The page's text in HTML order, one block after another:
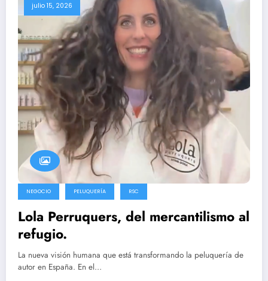
julio 15, 2026
NEGOCIO PELUQUERÍA RSC
Lola Perruquers, del mercantilismo al
refugio.
La nueva visión humana que está transformando la peluquería de
autor en España. En el…